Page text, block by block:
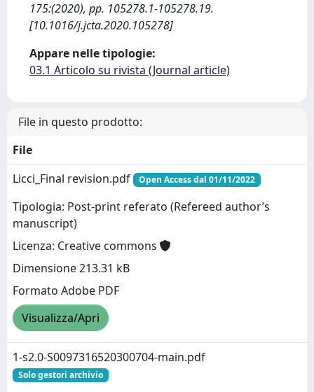
175:(2020), pp. 105278.1-105278.19.
[10.1016/j.jcta.2020.105278]
Appare nelle tipologie:
03.1 Articolo su rivista (Journal article)
File in questo prodotto:
File
Licci_Final revision.pdf
Open Access dal 01/11/2022
Tipologia: Post-print referato (Refereed author’s
manuscript)
Licenza: Creative commons
Dimensione 213.31 kB
Formato Adobe PDF
Visualizza/Apri
1-s2.0-S0097316520300704-main.pdf
Solo gestori archivio